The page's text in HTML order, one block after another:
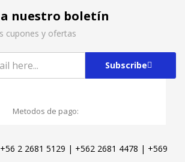
nuestro boletín
cupones y ofertas
Subscribe
Metodos de pago:
2 2681 5129 | +562 2681 4478 | +569